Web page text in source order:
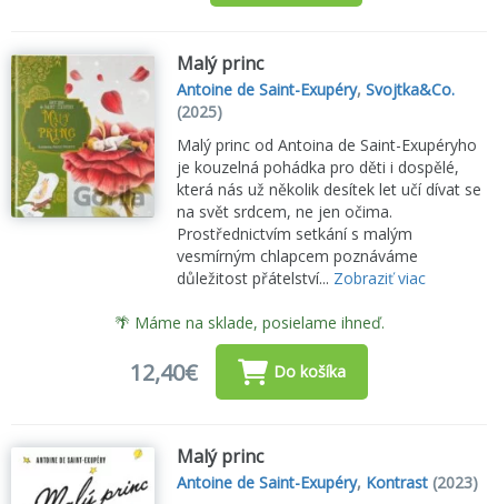
Malý princ
Antoine de Saint-Exupéry,Svojtka&Co.
(2025)
Malý princ od Antoina de Saint-Exupéryho
je kouzelná pohádka pro děti i dospělé,
která nás už několik desítek let učí dívat se
na svět srdcem, ne jen očima.
Prostřednictvím setkání s malým
vesmírným chlapcem poznáváme
důležitost přátelství... Zobraziť viac
🌴 Máme na sklade, posielame ihneď.
12,40€ Do košíka
Malý princ
Antoine de Saint-Exupéry, Kontrast (2023)